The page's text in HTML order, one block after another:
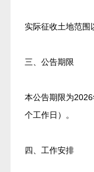
实际征收土地范围
三、公告期限
本公告期限为
个工作日）。
四、工作安排